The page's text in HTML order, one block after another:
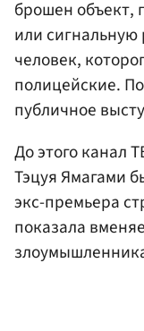
брошен
или сигнальную
человек,
полицейские.
публичное
До этого канал
Тэцуя Ямагами
экс-премьера
показала